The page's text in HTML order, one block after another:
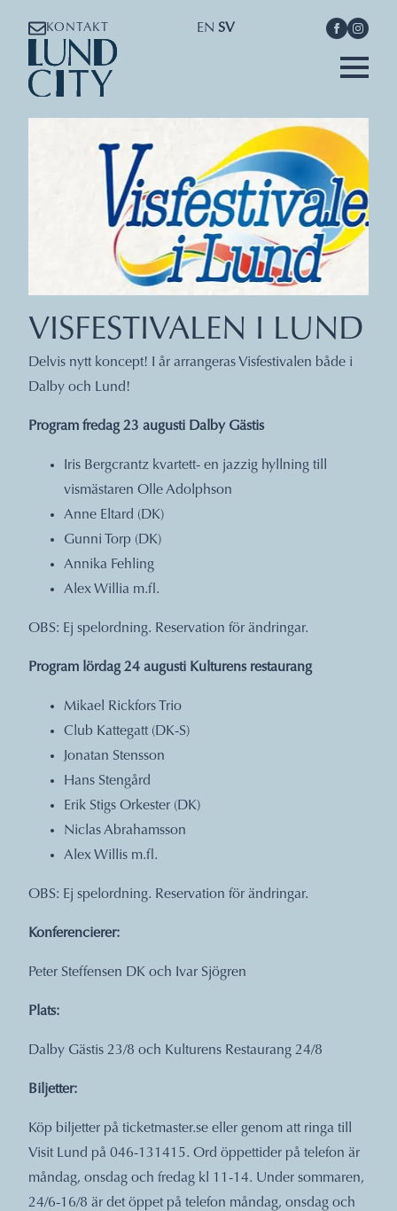
KONTAKT EN SV
VISFESTIVALEN I LUND
Delvis nytt koncept! I år arrangeras Visfestivalen både i
Dalby och Lund!
Program fredag 23 augusti Dalby Gästis
Iris Bergcrantz kvartett- en jazzig hyllning till
vismästaren Olle Adolphson
Anne Eltard (DK)
Gunni Torp (DK)
Annika Fehling
Alex Willia m.fl.
OBS: Ej spelordning. Reservation för ändringar.
Program lördag 24 augusti Kulturens restaurang
Mikael Rickfors Trio
Club Kattegatt (DK-S)
Jonatan Stensson
Hans Stengård
Erik Stigs Orkester (DK)
Niclas Abrahamsson
Alex Willis m.fl.
OBS: Ej spelordning. Reservation för ändringar.
Konferencierer:
Peter Steffensen DK och Ivar Sjögren
Plats:
Dalby Gästis 23/8 och Kulturens Restaurang 24/8
Biljetter:
Köp biljetter på ticketmaster.se eller genom att ringa till
Visit Lund på 046-131415. Ord öppettider på telefon är
måndag, onsdag och fredag kl 11-14. Under sommaren,
24/6-16/8 är det öppet på telefon måndag, onsdag och